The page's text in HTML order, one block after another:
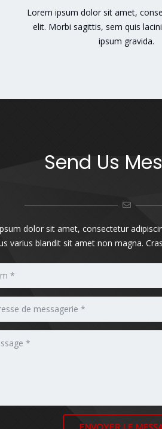
Lorem ipsum dolor sit amet,
elit. Morbi sagittis, sem quis
ipsum gravida.
Send Us
dolor sit amet, consectetur
varius blandit sit amet non magna.